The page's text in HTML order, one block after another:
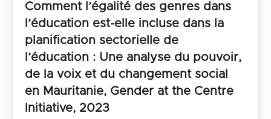
Comment l’égalité des genres dans
l’éducation est-elle incluse dans la
planification sectorielle de
l’éducation : Une analyse du pouvoir,
de la voix et du changement social
en Mauritanie, Gender at the Centre
Initiative, 2023